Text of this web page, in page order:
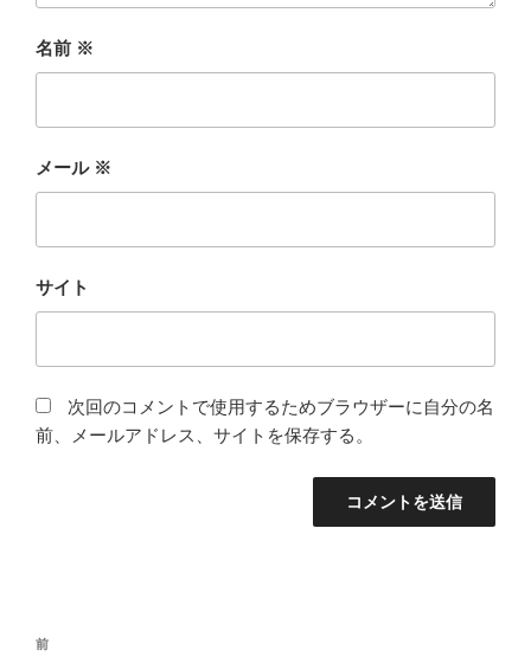
名前 ※
メール ※
サイト
次回のコメントで使用するためブラウザーに自分の名
前、メールアドレス、サイトを保存する。
投
前
前